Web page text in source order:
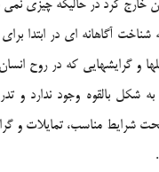
آگاهانه اي در ابتدا
و گرايشهايي كه در روح
شكل بالقوه وجود ندارد و
شرايط مناسب، تمايلات و